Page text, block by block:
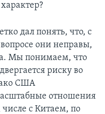
дал понять, что, с
они неправы,
Мы понимаем, что
риску во
США
отношения
с Китаем, по